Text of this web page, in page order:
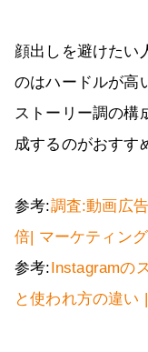
顔出しを避けたい
のはハードルが高
ストーリー調の構
成するのがおすす
参考:調査:動画広
倍| マーケティン
参考: Instagramの
と使われ方の違い